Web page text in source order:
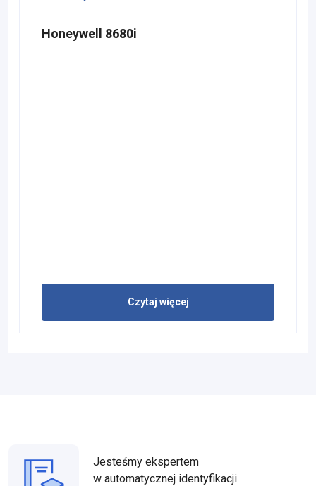
Honeywell 8680i
Czytaj więcej
Jesteśmy ekspertem
w automatycznej identyfikacji